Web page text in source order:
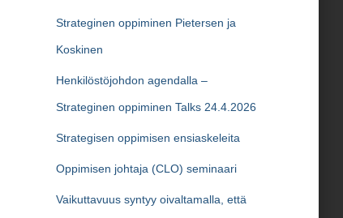
Strateginen oppiminen Pietersen ja
Koskinen
Henkilöstöjohdon agendalla –
Strateginen oppiminen Talks 24.4.2026
Strategisen oppimisen ensiaskeleita
Oppimisen johtaja (CLO) seminaari
Vaikuttavuus syntyy oivaltamalla, että